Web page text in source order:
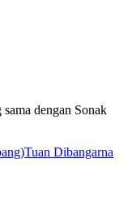
dengan Sonak
Tuan Dibangarna